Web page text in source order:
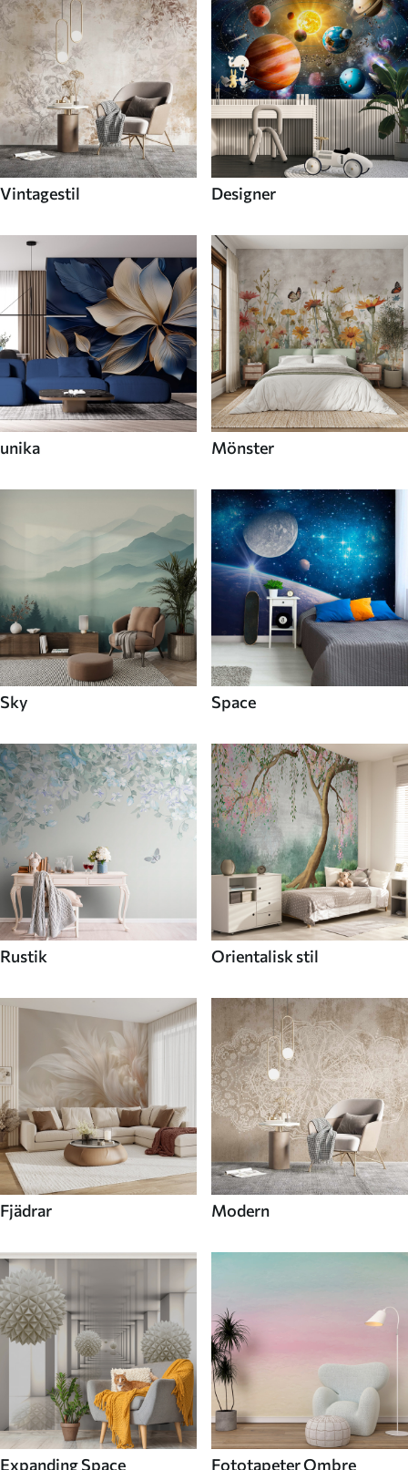
Vintagestil Designer
unika Mönster
Sky Space
Rustik Orientalisk stil
Fjädrar Modern
Expanding Space Fototapeter Ombre